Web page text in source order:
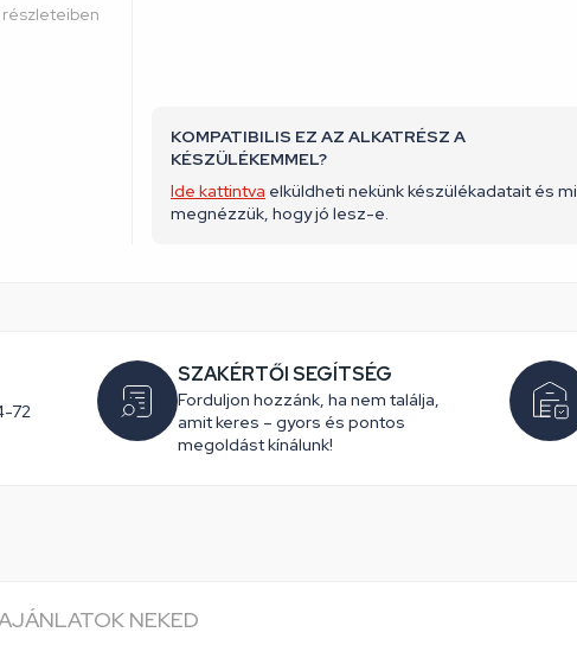
részleteiben
KOMPATIBILIS EZ AZ ALKATRÉSZ A
KÉSZÜLÉKEMMEL?
Ide kattintva elküldheti nekünk készülékadatait és mi
megnézzük, hogy jó lesz-e.
72
SZAKÉRTŐI SEGÍTSÉG
Forduljon hozzánk, ha nem találja,
amit keres – gyors és pontos
megoldást kínálunk!
NEKED